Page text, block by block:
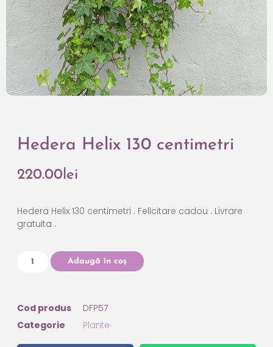
Hedera Helix 130 centimetri
220.00lei
Hedera Helix 130 centimetri . Felicitare cadou . Livrare
gratuita .
Adaugă în coș
Cod produs
DFP57
Categorie
Plante